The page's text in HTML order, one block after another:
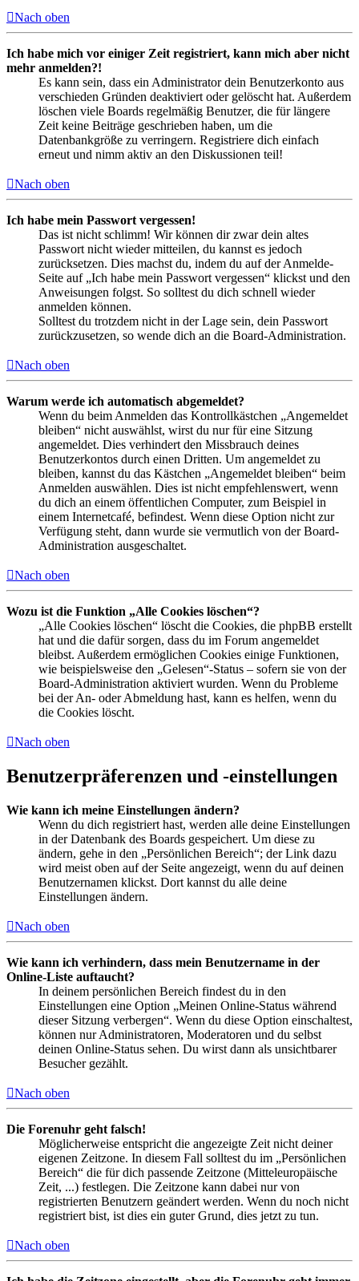
Nach oben
Ich habe mich vor einiger Zeit registriert, kann mich aber nicht
mehr anmelden?!
Es kann sein, dass ein Administrator dein Benutzerkonto aus
verschieden Gründen deaktiviert oder gelöscht hat. Außerdem
löschen viele Boards regelmäßig Benutzer, die für längere
Zeit keine Beiträge geschrieben haben, um die
Datenbankgröße zu verringern. Registriere dich einfach
erneut und nimm aktiv an den Diskussionen teil!
Nach oben
Ich habe mein Passwort vergessen!
Das ist nicht schlimm! Wir können dir zwar dein altes
Passwort nicht wieder mitteilen, du kannst es jedoch
zurücksetzen. Dies machst du, indem du auf der Anmelde-
Seite auf „Ich habe mein Passwort vergessen“ klickst und den
Anweisungen folgst. So solltest du dich schnell wieder
anmelden können.
Solltest du trotzdem nicht in der Lage sein, dein Passwort
zurückzusetzen, so wende dich an die Board-Administration.
Nach oben
Warum werde ich automatisch abgemeldet?
Wenn du beim Anmelden das Kontrollkästchen „Angemeldet
bleiben“ nicht auswählst, wirst du nur für eine Sitzung
angemeldet. Dies verhindert den Missbrauch deines
Benutzerkontos durch einen Dritten. Um angemeldet zu
bleiben, kannst du das Kästchen „Angemeldet bleiben“ beim
Anmelden auswählen. Dies ist nicht empfehlenswert, wenn
du dich an einem öffentlichen Computer, zum Beispiel in
einem Internetcafé, befindest. Wenn diese Option nicht zur
Verfügung steht, dann wurde sie vermutlich von der Board-
Administration ausgeschaltet.
Nach oben
Wozu ist die Funktion „Alle Cookies löschen“?
„Alle Cookies löschen“ löscht die Cookies, die phpBB erstellt
hat und die dafür sorgen, dass du im Forum angemeldet
bleibst. Außerdem ermöglichen Cookies einige Funktionen,
wie beispielsweise den „Gelesen“-Status – sofern sie von der
Board-Administration aktiviert wurden. Wenn du Probleme
bei der An- oder Abmeldung hast, kann es helfen, wenn du
die Cookies löscht.
Nach oben
Benutzerpräferenzen und -einstellungen
Wie kann ich meine Einstellungen ändern?
Wenn du dich registriert hast, werden alle deine Einstellungen
in der Datenbank des Boards gespeichert. Um diese zu
ändern, gehe in den „Persönlichen Bereich“; der Link dazu
wird meist oben auf der Seite angezeigt, wenn du auf deinen
Benutzernamen klickst. Dort kannst du alle deine
Einstellungen ändern.
Nach oben
Wie kann ich verhindern, dass mein Benutzername in der
Online-Liste auftaucht?
In deinem persönlichen Bereich findest du in den
Einstellungen eine Option „Meinen Online-Status während
dieser Sitzung verbergen“. Wenn du diese Option einschaltest,
können nur Administratoren, Moderatoren und du selbst
deinen Online-Status sehen. Du wirst dann als unsichtbarer
Besucher gezählt.
Nach oben
Die Forenuhr geht falsch!
Möglicherweise entspricht die angezeigte Zeit nicht deiner
eigenen Zeitzone. In diesem Fall solltest du im „Persönlichen
Bereich“ die für dich passende Zeitzone (Mitteleuropäische
Zeit, ...) festlegen. Die Zeitzone kann dabei nur von
registrierten Benutzern geändert werden. Wenn du noch nicht
registriert bist, ist dies ein guter Grund, dies jetzt zu tun.
Nach oben